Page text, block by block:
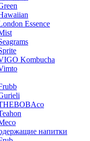
Essence
Kombucha
напитки